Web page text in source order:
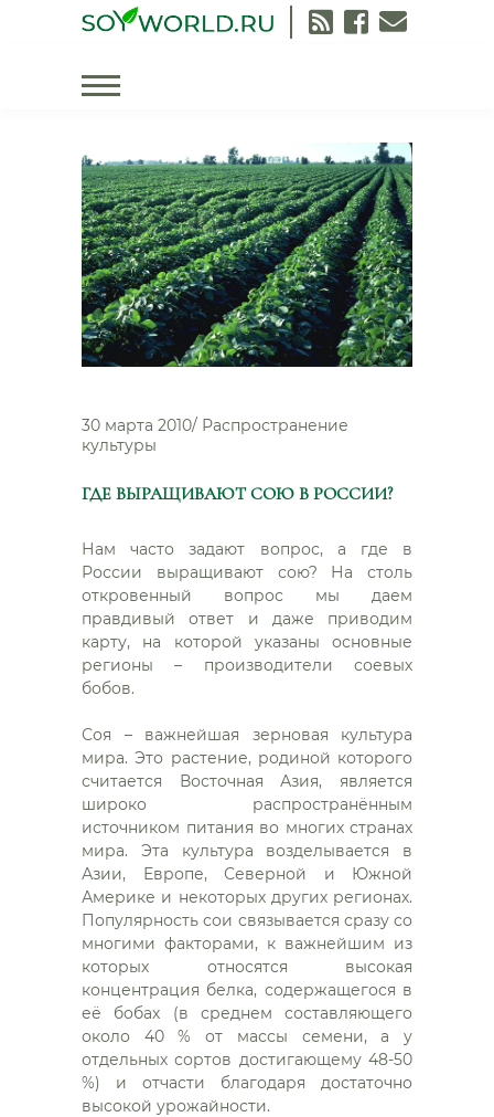
30 марта 2010/ Распространение
культуры
ГДЕ ВЫРАЩИВАЮТ СОЮ В РОССИИ?
Нам часто задают вопрос, а где в
России выращивают сою? На столь
откровенный вопрос мы даем
правдивый ответ и даже приводим
карту, на которой указаны основные
регионы – производители соевых
бобов.
Соя – важнейшая зерновая культура
мира. Это растение, родиной которого
считается Восточная Азия, является
широко распространённым
источником питания во многих странах
мира. Эта культура возделывается в
Азии, Европе, Северной и Южной
Америке и некоторых других регионах.
Популярность сои связывается сразу со
многими факторами, к важнейшим из
которых относятся высокая
концентрация белка, содержащегося в
её бобах (в среднем составляющего
около 40 % от массы семени, а у
отдельных сортов достигающему 48-50
%) и отчасти благодаря достаточно
высокой урожайности.